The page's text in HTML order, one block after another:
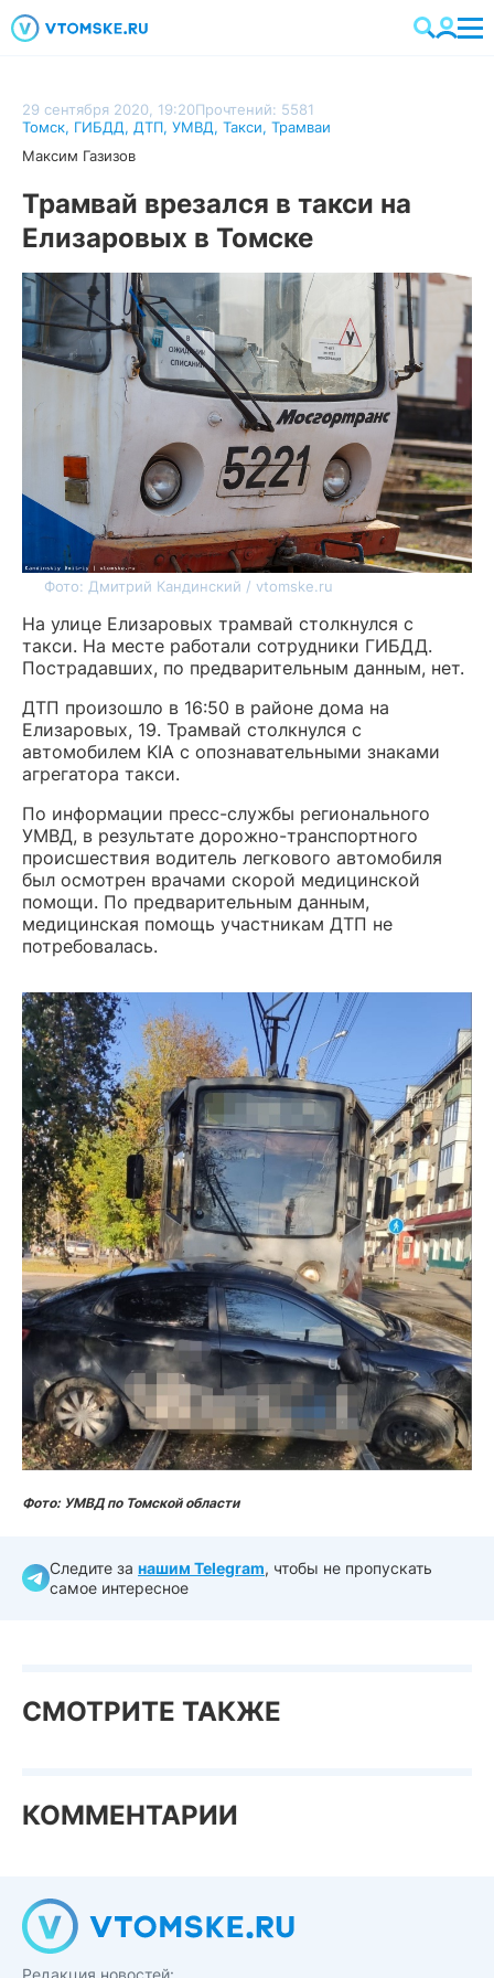
29 сентября 2020, 19:20Прочтений: 5581
Томск, ГИБДД, ДТП, УМВД, Такси, Трамваи
Максим Газизов
Трамвай врезался в такси на
Елизаровых в Томске
Фото: Дмитрий Кандинский / vtomske.ru
На улице Елизаровых трамвай столкнулся с
такси. На месте работали сотрудники ГИБДД.
Пострадавших, по предварительным данным, нет.
ДТП произошло в 16:50 в районе дома на
Елизаровых, 19. Трамвай столкнулся с
автомобилем KIA с опознавательными знаками
агрегатора такси.
По информации пресс-службы регионального
УМВД, в результате дорожно-транспортного
происшествия водитель легкового автомобиля
был осмотрен врачами скорой медицинской
помощи. По предварительным данным,
медицинская помощь участникам ДТП не
потребовалась.
Фото: УМВД по Томской области
Следите за нашим Telegram, чтобы не пропускать
самое интересное
СМОТРИТЕ ТАКЖЕ
КОММЕНТАРИИ
Редакция новостей: